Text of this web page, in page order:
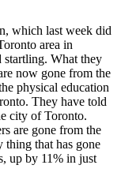
which last week did
area in
startling. What they
now gone from the
physical education
They have told
city of Toronto.
are gone from the
that has gone
up by 11% in just